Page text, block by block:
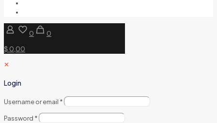
0
0
$ 0,00
✕
Login
Username or email *
Password *